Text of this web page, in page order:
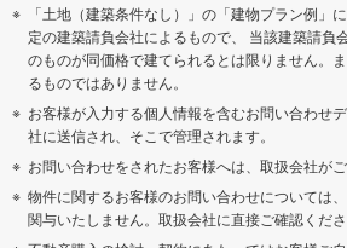
「土地（建築条件なし）」の「建物プラン例」
定の建築請負会社によるもので、 当該建築請負
のものが同価格で建てられるとは限りません。
るものではありません。
お客様が入力する個人情報を含むお問い合わせ
社に送信され、そこで管理されます。
お問い合わせをされたお客様へは、取扱会社がご
物件に関するお客様のお問い合わせについては
関与いたしません。取扱会社に直接ご確認くださ